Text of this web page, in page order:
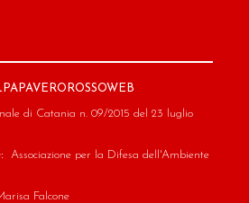
di Catania n. 09/2015 del 23 luglio
Associazione per la Difesa dell'Ambiente
Falcone